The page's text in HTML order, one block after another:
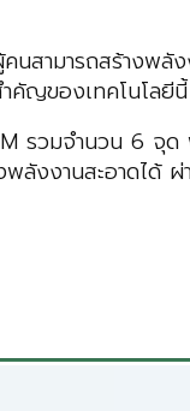
นสามารถสร้างพลั
คัญของเทคโนโลยี
รวมจำนวน 6 จุ
งงานสะอาดได้ ผ่